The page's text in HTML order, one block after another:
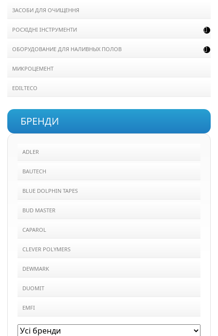
ЗАСОБИ ДЛЯ ОЧИЩЕННЯ
РОСХІДНІ ІНСТРУМЕНТИ 
ОБОРУДОВАНИЕ ДЛЯ НАЛИВНЫХ ПОЛОВ 
МИКРОЦЕМЕНТ
EDILTECO
БРЕНДИ
ADLER
BAUTECH
BLUE DOLPHIN TAPES
BUD MASTER
CAPAROL
CLEVER POLYMERS
DEWMARK
DUOMIT
EMFI